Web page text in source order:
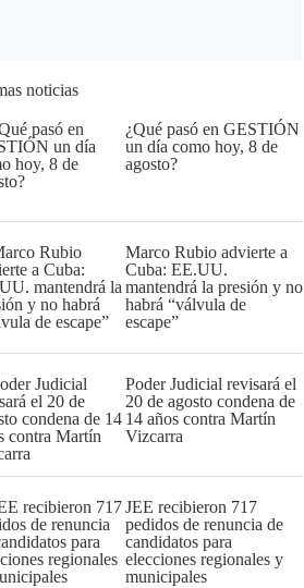
noticias
¿Qué pasó en GESTIÓN
un día como hoy, 8 de
agosto?
Marco Rubio advierte a
Cuba: EE.UU.
mantendrá la presión y no
habrá “válvula de
escape”
Poder Judicial revisará el
20 de agosto condena de
14 años contra Martín
Vizcarra
JEE recibieron 717
pedidos de renuncia de
candidatos para
elecciones regionales y
municipales